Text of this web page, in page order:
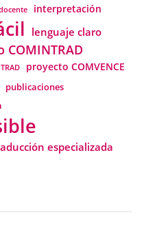
interpretación
lenguaje claro
COMINTRAD
proyecto COMVENCE
publicaciones
especializada